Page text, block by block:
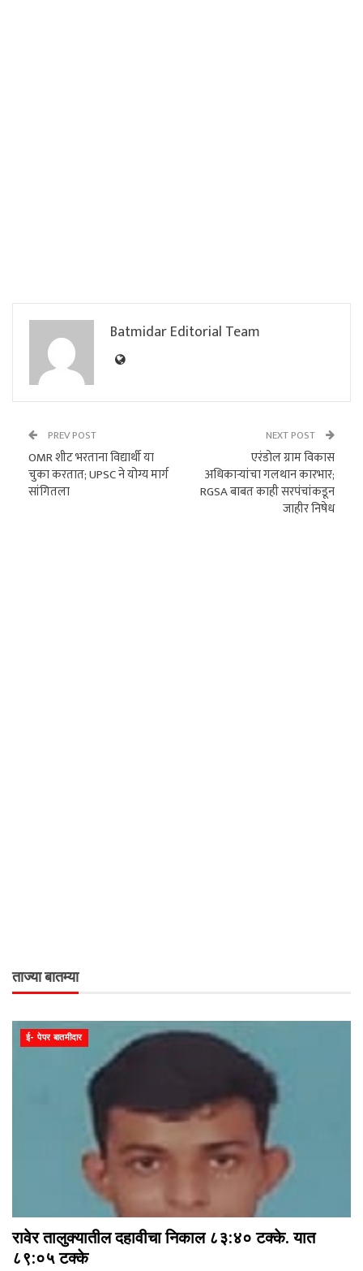
Batmidar Editorial Team
PREV POST
OMR शीट भरताना विद्यार्थी या
चुका करतात; UPSC ने योग्य मार्ग
सांगितला
NEXT POST
एरंडोल ग्राम विकास
अधिकाऱ्यांचा गलथान कारभार;
RGSA बाबत काही सरपंचांकडून
जाहीर निषेध
ताज्या बातम्या
ई- पेपर बातमीदार
रावेर तालुक्यातील दहावीचा निकाल ८३:४० टक्के. यात
८९:०५ टक्के